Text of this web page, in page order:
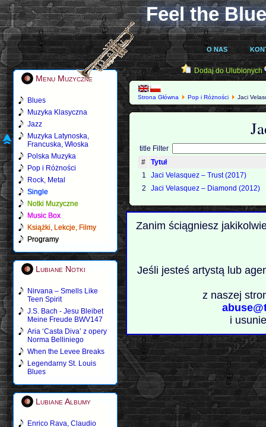
Feel the
O NAS
Menu Muzyczne
Blues
Muzyka Klasyczna
Jazz
Muzyka Latynoska,
Francuska, Włoska
Polska Muzyka
Pop i Różności
Rock, Metal
Single
Notki Muzyczne
Music Box
Książki, Lekcje, Filmy
Programy
Lubiane Notki
Nirvana – Smells Like
Teen Spirit
J.S. Bach - Jesu Bleibet
Meine Freude BWV147
Aria ‘Casta Diva’ z opery
Norma Belliniego
When the Levee Breaks
Legendarny St. Louis
Blues
Lubiane Albumy
Enrico Rava, Claudio
Dodaj do Ulubionych
Strona Główna Pop i Różności Jaci
title Filter
#
Tytuł
1
Jaci Velasquez ‎– Trust (2017)
2
Jaci Velasquez – Diamond (2012)
Zanim ściągniesz
Jeśli jesteś artystą lub
z naszej
i